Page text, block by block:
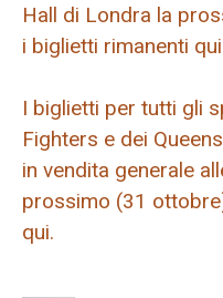
Hall di Londra la
i biglietti rimanenti
I biglietti per tutti gli
Fighters e dei
in vendita generale
prossimo (31
qui.